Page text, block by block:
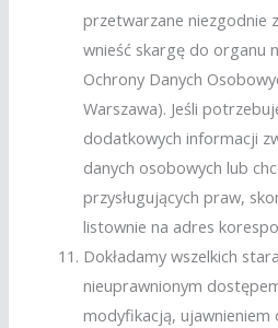
przetwarzane niezgodnie
wnieść skargę do organu
Ochrony Danych
Warszawa). Jeśli
dodatkowych informacji
danych osobowych lub
przysługujących praw,
listownie na adres
Dokładamy wszelkich
nieuprawnionym
modyfikacją, ujawnieniem